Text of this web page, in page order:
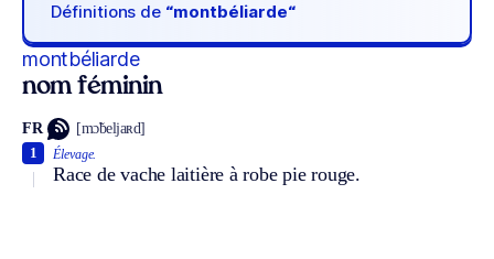
Définitions de “montbéliarde“
montbéliarde
nom féminin
FR [mɔ̃beljaʀd]
Élevage.
Race de vache laitière à robe pie rouge.
1